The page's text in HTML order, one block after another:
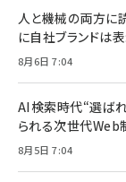
人と機械の両方に
に自社ブランドは
8月6日 7:04
AI検索時代“選ば
られる次世代Web
8月5日 7:04